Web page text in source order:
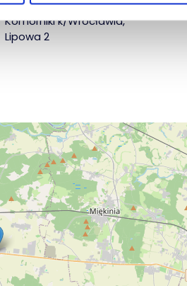
Komorniki k/Wrocławia,
Lipowa 2